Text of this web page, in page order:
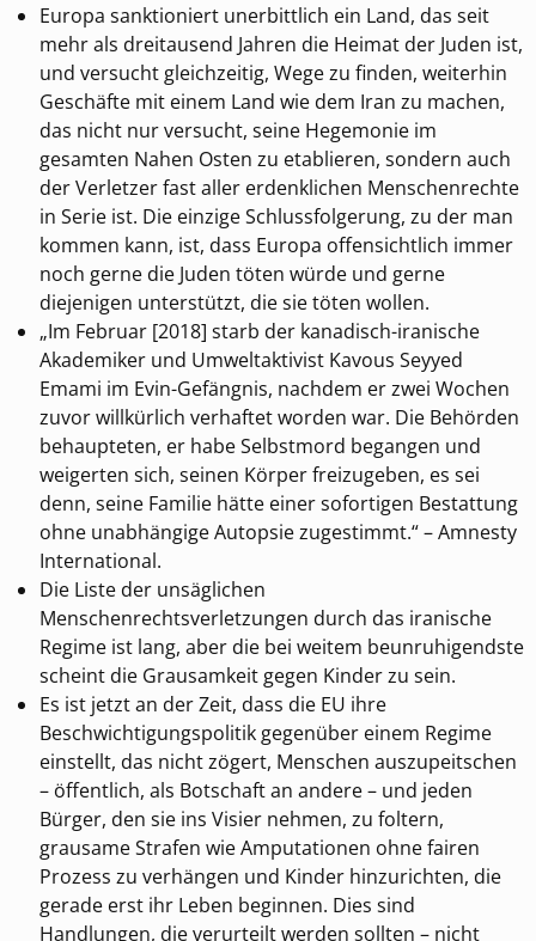
Europa sanktioniert unerbittlich ein Land, das seit
mehr als dreitausend Jahren die Heimat der Juden ist,
und versucht gleichzeitig, Wege zu finden, weiterhin
Geschäfte mit einem Land wie dem Iran zu machen,
das nicht nur versucht, seine Hegemonie im
gesamten Nahen Osten zu etablieren, sondern auch
der Verletzer fast aller erdenklichen Menschenrechte
in Serie ist. Die einzige Schlussfolgerung, zu der man
kommen kann, ist, dass Europa offensichtlich immer
noch gerne die Juden töten würde und gerne
diejenigen unterstützt, die sie töten wollen.
„Im Februar [2018] starb der kanadisch-iranische
Akademiker und Umweltaktivist Kavous Seyyed
Emami im Evin-Gefängnis, nachdem er zwei Wochen
zuvor willkürlich verhaftet worden war. Die Behörden
behaupteten, er habe Selbstmord begangen und
weigerten sich, seinen Körper freizugeben, es sei
denn, seine Familie hätte einer sofortigen Bestattung
ohne unabhängige Autopsie zugestimmt.“ – Amnesty
International.
Die Liste der unsäglichen
Menschenrechtsverletzungen durch das iranische
Regime ist lang, aber die bei weitem beunruhigendste
scheint die Grausamkeit gegen Kinder zu sein.
Es ist jetzt an der Zeit, dass die EU ihre
Beschwichtigungspolitik gegenüber einem Regime
einstellt, das nicht zögert, Menschen auszupeitschen
– öffentlich, als Botschaft an andere – und jeden
Bürger, den sie ins Visier nehmen, zu foltern,
grausame Strafen wie Amputationen ohne fairen
Prozess zu verhängen und Kinder hinzurichten, die
gerade erst ihr Leben beginnen. Dies sind
Handlungen, die verurteilt werden sollten – nicht